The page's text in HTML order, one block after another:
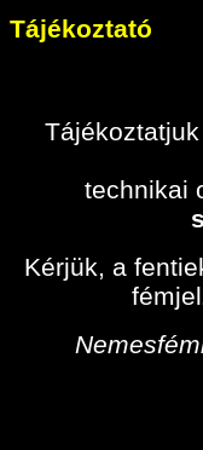
Tájékoztató
technikai
Kérjük, a